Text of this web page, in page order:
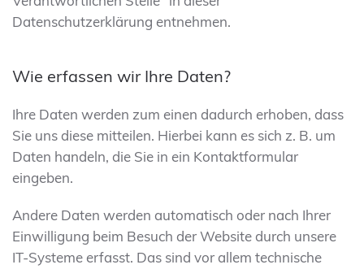
Datenschutzerklärung entnehmen.
Wie erfassen wir Ihre Daten?
Ihre Daten werden zum einen dadurch erhoben, dass
Sie uns diese mitteilen. Hierbei kann es sich z. B. um
Daten handeln, die Sie in ein Kontaktformular
eingeben.
Andere Daten werden automatisch oder nach Ihrer
Einwilligung beim Besuch der Website durch unsere
IT-Systeme erfasst. Das sind vor allem technische